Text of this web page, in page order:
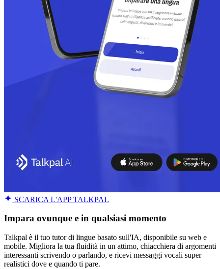
SCARICA L'APP TALKPAL
Impara ovunque e in qualsiasi momento
Talkpal è il tuo tutor di lingue basato sull'IA, disponibile su web e
mobile. Migliora la tua fluidità in un attimo, chiacchiera di argomenti
interessanti scrivendo o parlando, e ricevi messaggi vocali super
realistici dove e quando ti pare.